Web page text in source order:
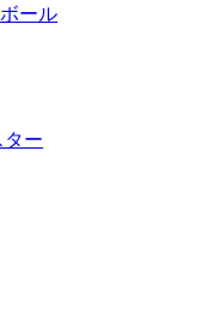
ール
ター